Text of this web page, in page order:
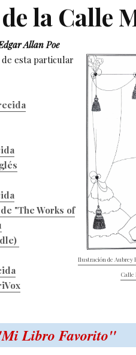
la Calle
Allan Poe
de esta particular
"The Works of
Ilustración de Aubrey
Calle
Libro Favorito"